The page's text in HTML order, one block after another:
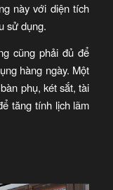
này với diện tích
sử dụng.
cũng phải đủ để
hàng ngày. Một
phụ, két sắt, tài
tăng tính lịch lãm